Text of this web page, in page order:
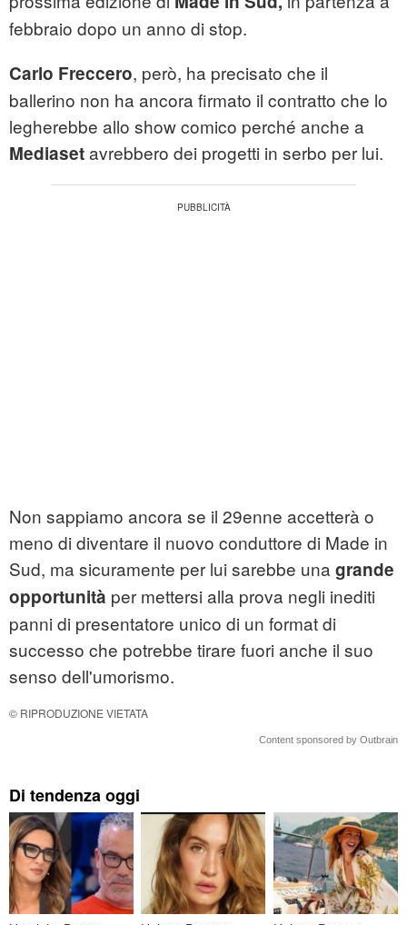
febbraio dopo un anno di stop.
Carlo Freccero, però, ha precisato che il
ballerino non ha ancora firmato il contratto che lo
legherebbe allo show comico perché anche a
Mediasetavrebbero dei progetti in serbo per lui.
Non sappiamo ancora se il 29enne accetterà o
meno di diventare il nuovo conduttore di Made in
Sud, ma sicuramente per lui sarebbe una grande
opportunità per mettersi alla prova negli inediti
panni di presentatore unico di un format di
successo che potrebbe tirare fuori anche il suo
senso dell'umorismo.
© RIPRODUZIONE VIETATA
Content sponsored by Outbrain
Di tendenza oggi